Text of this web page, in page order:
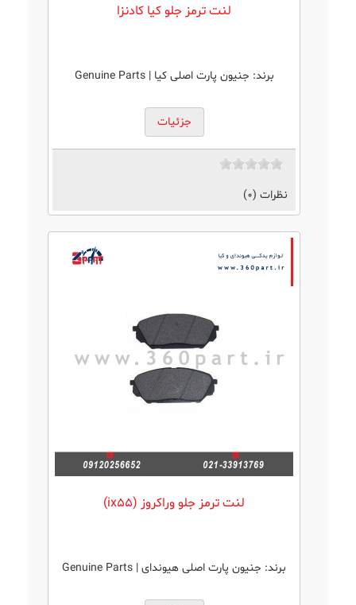
لنت ترمز جلو کیا کادنزا
برند: جنیون پارت اصلی کیا | Genuine Parts
جزئیات
نظرات (0)
لنت ترمز جلو وراکروز (ix55)
برند: جنیون پارت اصلی هیوندای | Genuine Parts